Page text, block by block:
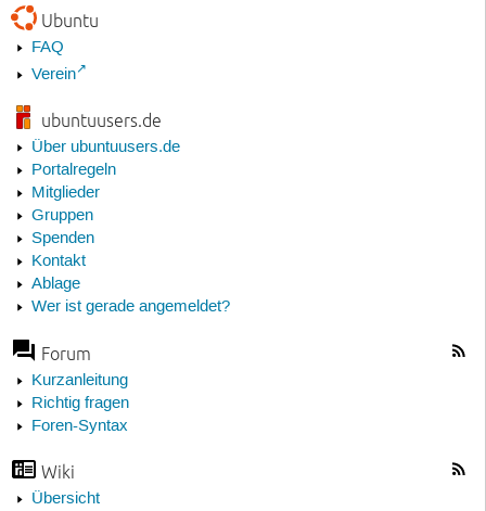
Ubuntu
FAQ
Verein
ubuntuusers.de
Über ubuntuusers.de
Portalregeln
Mitglieder
Gruppen
Spenden
Kontakt
Ablage
Wer ist gerade angemeldet?
Forum
Kurzanleitung
Richtig fragen
Foren-Syntax
Wiki
Übersicht